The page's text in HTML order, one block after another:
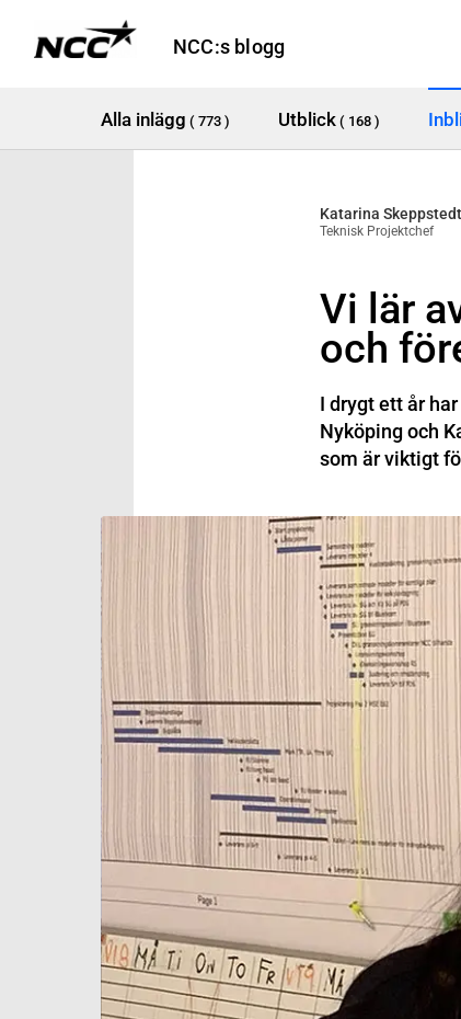
NCC:s blogg
Alla inlägg ( 773 ) Utblick ( 168 )
Katarina Skeppstedt
Teknisk Projektchef
Vi lär
och
I drygt ett år
Nyköping och
som är viktigt